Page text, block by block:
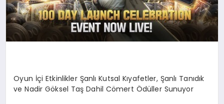
Oyun İçi Etkinlikler Şanlı Kutsal Kıyafetler, Şanlı Tanıdık
ve Nadir Göksel Taş Dahil Cömert Ödüller Sunuyor